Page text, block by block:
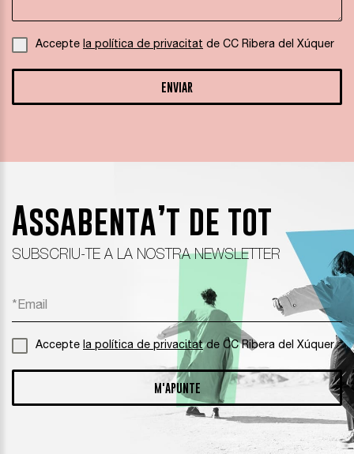
Accepte la política de privacitat de CC Ribera del Xúquer
ENVIAR
Assabenta’t de tot
SUBSCRIU-TE A LA NOSTRA NEWSLETTER
Accepte la política de privacitatde CC Ribera del Xúquer
M'APUNTE